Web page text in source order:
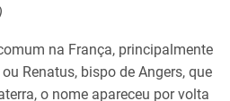
na França, principalmente
Renatus, bispo de Angers, que
o nome apareceu por volta